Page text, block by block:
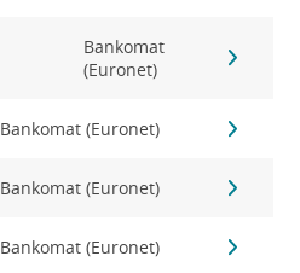
Bankomat
(Euronet)
Bankomat (Euronet)
Bankomat (Euronet)
Bankomat (Euronet)